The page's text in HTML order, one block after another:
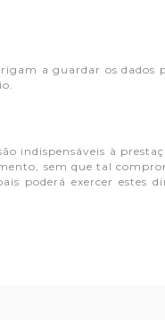
a guardar os dados
indispensáveis à
sem que tal
poderá exercer estes